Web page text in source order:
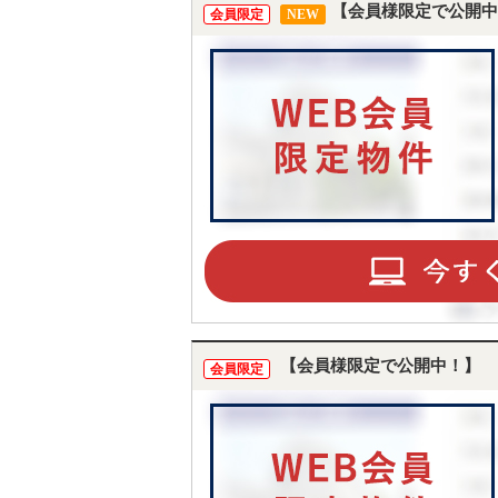
会員限定 NEW 【会員様限定で公開
会員限定 【会員様限定で公開中！】